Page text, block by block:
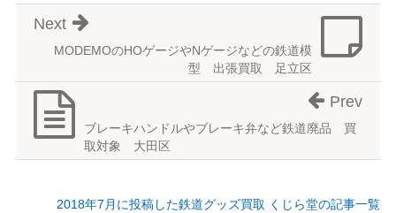
MODEMOのHOゲージやNゲージなどの鉄道模
型 出張買取 足立区
Next
ブレーキハンドルやブレーキ弁など鉄道廃品 買
取対象 大田区
Prev
2018年7月に投稿した鉄道グッズ買取 くじら堂の記事一覧